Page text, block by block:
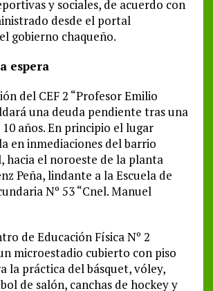
y sociales, de acuerdo con
desde el portal
gobierno chaqueño.
espera
del CEF 2 “Profesor Emilio
una deuda pendiente tras una
10 años. En principio el lugar
en inmediaciones del barrio
hacia el noroeste de la planta
Peña, lindante a la Escuela de
Nº 53 “Cnel. Manuel
de Educación Física Nº 2
microestadio cubierto con piso
la práctica del básquet, vóley,
de salón, canchas de hockey y